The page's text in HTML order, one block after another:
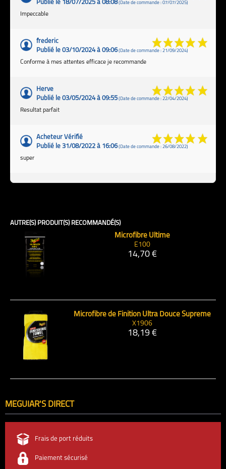
Publié le 18/07/2025 à 08:08(Date de commande : 07/07/2025)
Impeccable
frederic
Publié le 03/10/2024 à 09:06(Date de commande : 21/09/2024)
Conforme à mes attentes efficace je recommande
Herve
Publié le 03/05/2024 à 09:55(Date de commande : 22/04/2024)
Resultat parfait
Acheteur Vérifié
Publié le 31/08/2022 à 16:06(Date de commande : 26/08/2022)
super
AUTRE(S) PRODUIT(S) RECOMMANDÉ(S)
Microfibre Ultime
E100
14,70 €
Microfibre de Finition Ultra Douce Supreme
X1906
18,19 €
MEGUIAR'S DIRECT
Frais de port réduits
Paiement sécurisé